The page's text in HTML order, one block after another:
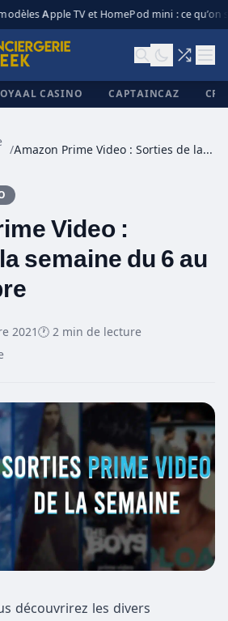
Apple TV et HomePod mini : ce qu’on
CASINO CAPTAINCAZ
/ Amazon Prime Video : Sorties de la semaine du 6 au 12 décembre
Video :
semaine du 6 au
2021🕐 2 min de lecture
découvrirez les divers